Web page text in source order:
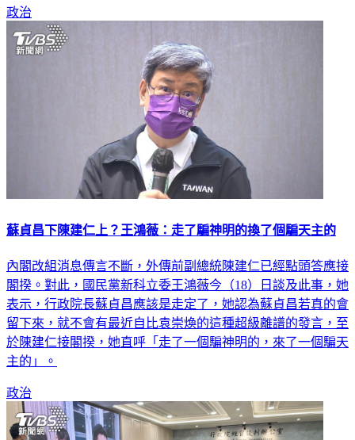
政治
蘇貞昌下陳建仁上？王鴻薇：走了騙神明的換了個騙天主的
內閣改組消息傳言不斷，外傳前副總統陳建仁已經點頭答應接
閣揆。對此，國民黨新科立委王鴻薇今（18）日談及此事，她
表示，行政院長蘇貞昌應該是走定了，她認為蘇貞昌若真的會
留下來，就不會有最近自比袁崇煥的這種超級離譜的發言，至
於陳建仁接閣揆，她直呼「走了一個騙神明的，來了一個騙天
主的」。
政治